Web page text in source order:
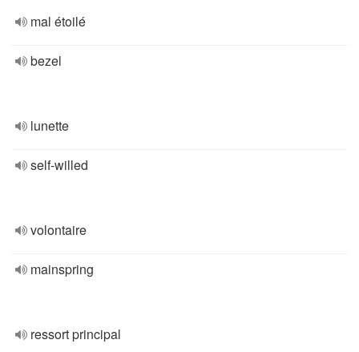
mal étoilé
bezel
lunette
self-willed
volontaire
mainspring
ressort principal